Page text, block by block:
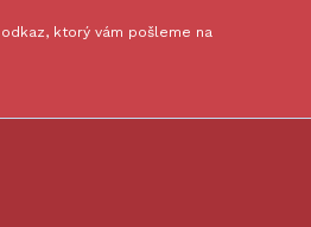
ktorý vám pošleme na